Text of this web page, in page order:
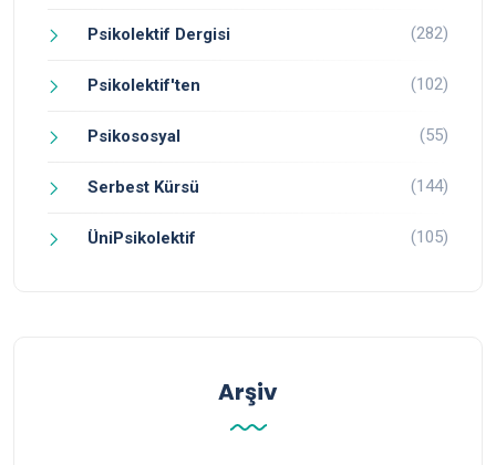
Psikolektif Dergisi (282)
Psikolektif'ten (102)
Psikososyal (55)
Serbest Kürsü (144)
ÜniPsikolektif (105)
Arşiv